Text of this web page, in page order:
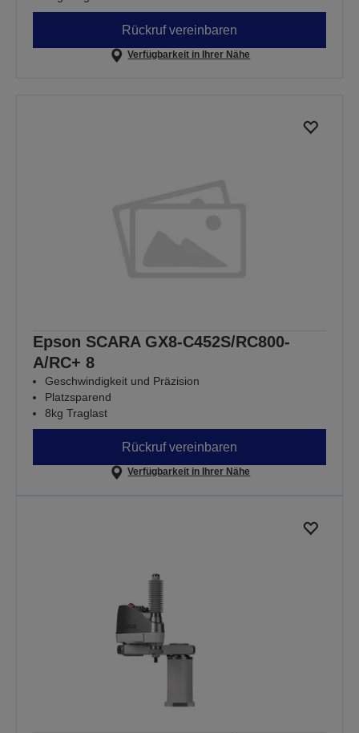
Rückruf vereinbaren
Verfügbarkeit in Ihrer Nähe
Epson SCARA GX8-C452S/RC800-
A/RC+ 8
Geschwindigkeit und Präzision
Platzsparend
8kg Traglast
Rückruf vereinbaren
Verfügbarkeit in Ihrer Nähe